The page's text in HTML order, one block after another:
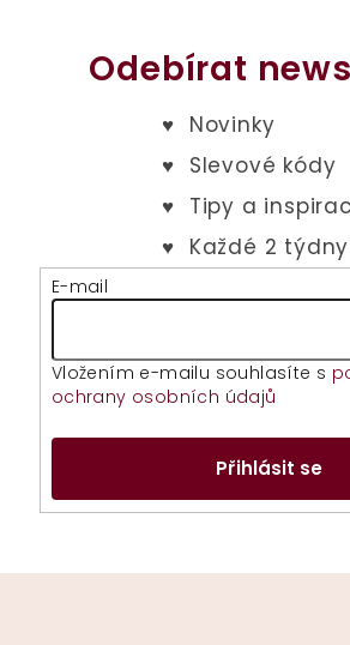
Odebírat
E-mail
Vložením e-mailu souhlasíte s
ochrany osobních údajů
Přihlásit se